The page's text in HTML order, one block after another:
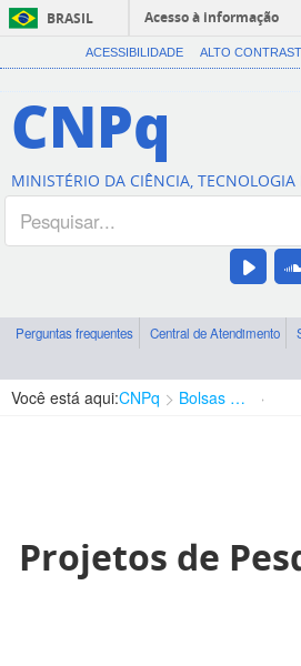
BRASIL
Acesso à informação
ACESSIBILIDADE ALTO
CNPq
MINISTÉRIO DA CIÊNCIA, TECNOLOGIA
Perguntas frequentes Central de Atendimento
Você está aqui:CNPq Bolsas e Auxílios Vigentes
Projetos de